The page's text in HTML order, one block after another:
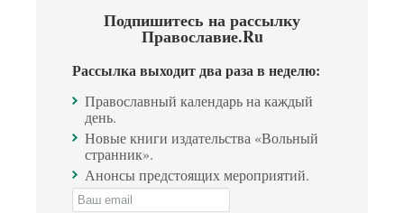
Подпишитесь на рассылку
Православие.Ru
Рассылка выходит два раза в неделю:
Православный календарь на каждый
день.
Новые книги издательства «Вольный
странник».
Анонсы предстоящих мероприятий.